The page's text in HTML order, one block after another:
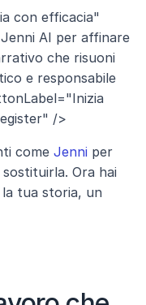
con efficacia"
AI per affinare
che risuoni
e responsabile
/>
come Jenni per
Ora hai
tua storia, un